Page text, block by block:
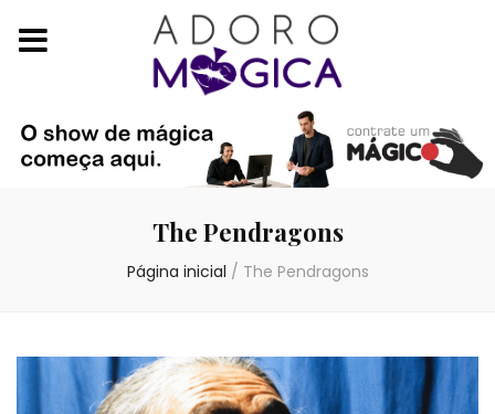
The Pendragons
Página inicial / The Pendragons